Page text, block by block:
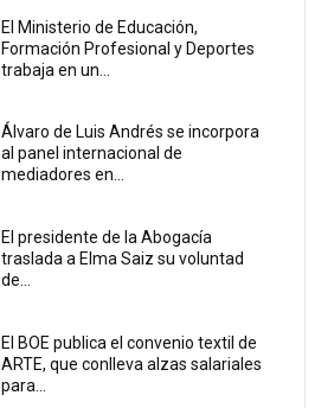
El Ministerio de Educación,
Formación Profesional y Deportes
trabaja en un...
Álvaro de Luis Andrés se incorpora
al panel internacional de
mediadores en...
El presidente de la Abogacía
traslada a Elma Saiz su voluntad
de...
El BOE publica el convenio textil de
ARTE, que conlleva alzas salariales
para...